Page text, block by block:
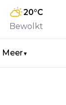
20°C
Bewolkt
Meer▼